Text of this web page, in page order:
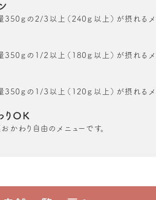
ｇの2/3以上（240ｇ以上）が摂れるメ
ｇの1/2以上（180ｇ以上）が摂れるメ
ｇの1/3以上（120ｇ以上）が摂れるメ
りOK
かわり自由のメニューです。